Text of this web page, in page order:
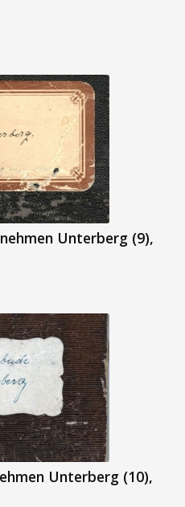
Unterberg (9),
Unterberg (10),